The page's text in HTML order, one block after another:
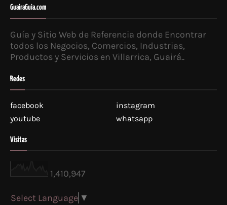
GuairaGuia.com
Guía y Sitio Web de Referencia donde Encontrar
todos los Negocios, Comercios, Industrias,
Productos y Servicios en Villarrica, Guairá..
Redes
facebook
instagram
youtube
whatsapp
Visitas
1,410,947
Select Language ▼